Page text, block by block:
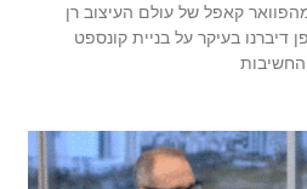
קאפל של עולם העיצוב רן
דיברנו בעיקר על בניית קונספט